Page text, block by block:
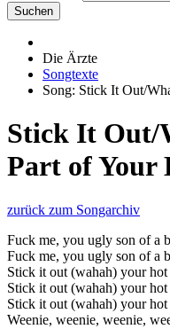
Suchen
Die Ärzte
Songtexte
Song: Stick It Out/
Stick It Out/
Part of Your
zurück zum Songarchiv
Fuck me, you ugly son of a
Fuck me, you ugly son of a
Stick it out (wahah) your
Stick it out (wahah) your
Stick it out (wahah) your
Weenie, weenie, weenie,